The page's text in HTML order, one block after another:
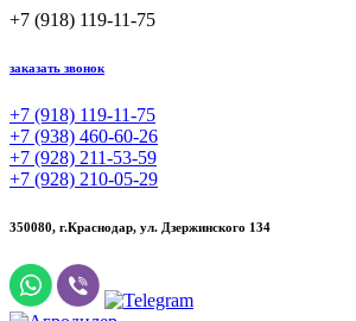
+7 (918) 119-11-75
заказать звонок
+7 (918) 119-11-75
+7 (938) 460-60-26
+7 (928) 211-53-59
+7 (928) 210-05-29
350080, г.Краснодар, ул. Дзержинского 134